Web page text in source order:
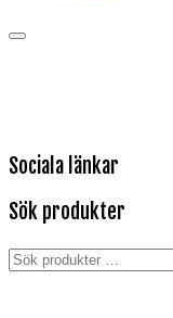
Sociala länkar
Sök produkter
Sök